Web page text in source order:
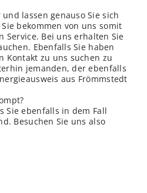
lassen genauso Sie sich
bekommen von uns somit
Service. Bei uns erhalten Sie
Ebenfalls Sie haben
Kontakt zu uns suchen zu
jemanden, der ebenfalls
aus Frömmstedt
Sie ebenfalls in dem Fall
Besuchen Sie uns also